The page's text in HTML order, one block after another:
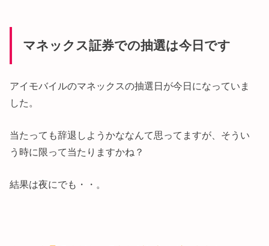
マネックス証券での抽選は今日です
アイモバイルのマネックスの抽選日が今日になっていま
した。
当たっても辞退しようかななんて思ってますが、そうい
う時に限って当たりますかね？
結果は夜にでも・・。